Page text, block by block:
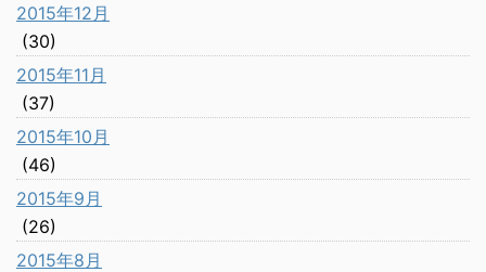
2015年12月
(30)
2015年11月
(37)
2015年10月
(46)
2015年9月
(26)
2015年8月